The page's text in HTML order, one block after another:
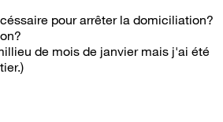
pour arrêter la domiciliation?
de mois de janvier mais j'ai été